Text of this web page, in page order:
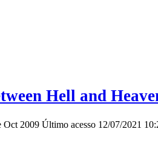
Hell and
Oct 2009 Último acesso 12/07/2021